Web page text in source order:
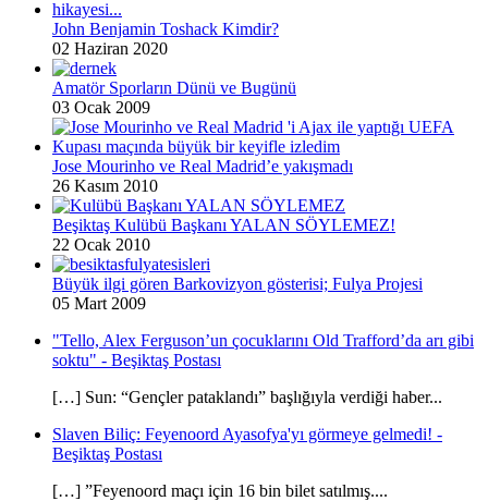
John Benjamin Toshack Kimdir?
02 Haziran 2020
Amatör Sporların Dünü ve Bugünü
03 Ocak 2009
Jose Mourinho ve Real Madrid’e yakışmadı
26 Kasım 2010
Beşiktaş Kulübü Başkanı YALAN SÖYLEMEZ!
22 Ocak 2010
Büyük ilgi gören Barkovizyon gösterisi; Fulya Projesi
05 Mart 2009
"Tello, Alex Ferguson’un çocuklarını Old Trafford’da arı gibi
soktu" - Beşiktaş Postası
[…] Sun: “Gençler pataklandı” başlığıyla verdiği haber...
Slaven Biliç: Feyenoord Ayasofya'yı görmeye gelmedi! -
Beşiktaş Postası
[…] ”Feyenoord maçı için 16 bin bilet satılmış....